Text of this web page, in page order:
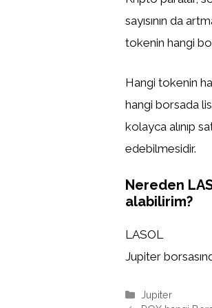
sayısının da
tokenin hangi
Hangi tokenin
hangi borsada
kolayca alınıp
edebilmesidir.
Nereden
alabilirim?
LASOL
Jupiter
Kategoriler
Jupiter